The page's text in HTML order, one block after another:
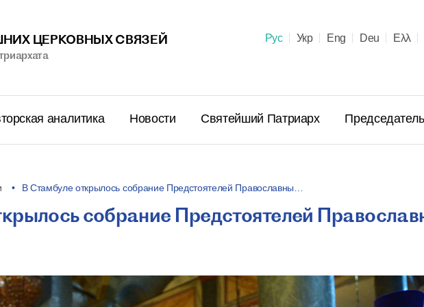
ЦЕРКОВНЫХ СВЯЗЕЙ Рус Укр Eng Deu Ελλ
аналитика Новости Святейший Патриарх
В Стамбуле открылось собрание Предстоятелей Православны…
собрание Предстоятелей
летием
23 июня в 10:00